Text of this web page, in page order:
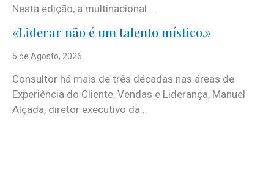
Nesta edição, a multinacional...
«Liderar não é um talento místico.»
5 de Agosto, 2026
Consultor há mais de três décadas nas áreas de
Experiência do Cliente, Vendas e Liderança, Manuel
Alçada, diretor executivo da...